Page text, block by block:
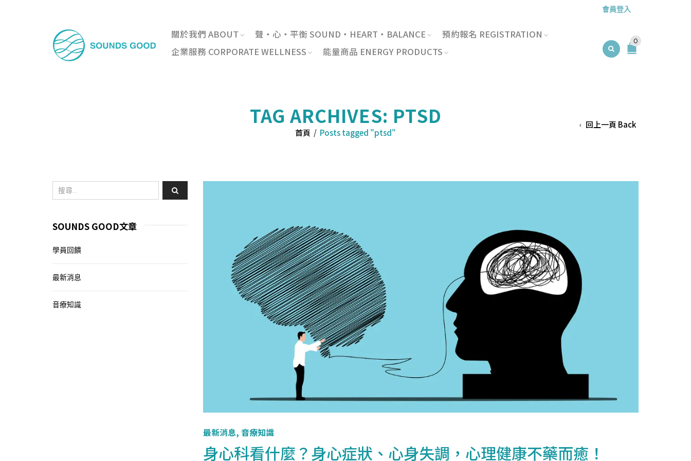
會員登入
關於我們 ABOUT 聲・心・平衡 SOUND・HEART・BALANCE
預約報名 REGISTRATION
企業服務 CORPORATE WELLNESS
能量商品 ENERGY PRODUCTS
0
TAG ARCHIVES: PTSD
首頁 / Posts tagged "ptsd"
回上一頁 Back
最新消息, 音療知識
身心科看什麼？身心症狀、心身失調，心理健康不藥而癒！
SOUNDS GOOD文章
學員回饋
最新消息
音療知識